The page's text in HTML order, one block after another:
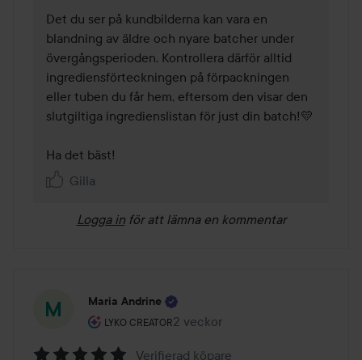
Det du ser på kundbilderna kan vara en
blandning av äldre och nyare batcher under
övergångsperioden. Kontrollera därför alltid
ingrediensförteckningen på förpackningen
eller tuben du får hem, eftersom den visar den
slutgiltiga ingredienslistan för just din batch!💛
Ha det bäst!
Gilla
Logga in för att lämna en kommentar
Maria Andrine
LYKO CREATOR
Användarens roll: Lyko Creator.
2 veckor
Inlägget skapades 2 veckor
Verifierad köpare